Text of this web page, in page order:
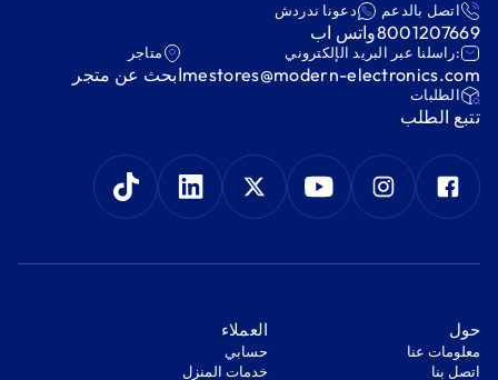
اتصل بالدعم
8001207669
دعونا ندردش
واتس اب
:راسلنا عبر البريد الإلكتروني
mestores@modern-electronics.com
متاجر
ابحث عن متجر
‫الطلبات‬
‫تتبع الطلب‬
‫حول‬
معلومات عنا
اتصل بنا
‫العملاء‬
‫حسابي‬
‫خدمات المنزل‬